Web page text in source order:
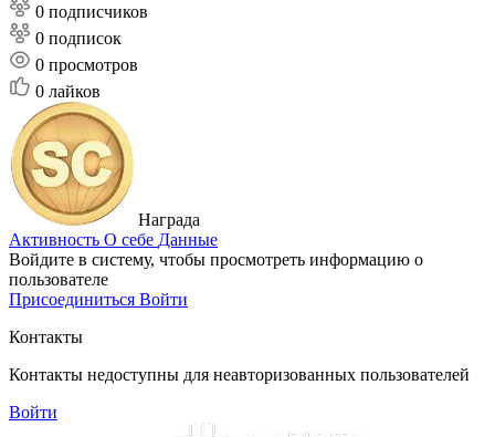
0 подписчиков
0 подписок
0 просмотров
0 лайков
Награда
Активность О себе Данные
Войдите в систему, чтобы просмотреть информацию о
пользователе
Присоединиться Войти
Контакты
Контакты недоступны для неавторизованных пользователей
Войти